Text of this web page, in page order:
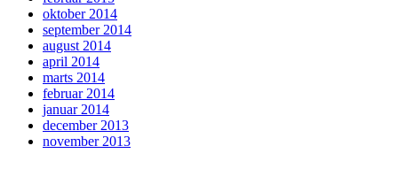
oktober 2014
september 2014
august 2014
april 2014
marts 2014
februar 2014
januar 2014
december 2013
november 2013